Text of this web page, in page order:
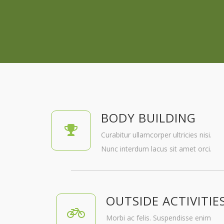
BODY BUILDING
Curabitur ullamcorper ultricies nisi.
Nunc interdum lacus sit amet orci.
OUTSIDE
Morbi ac felis. Suspendisse enim